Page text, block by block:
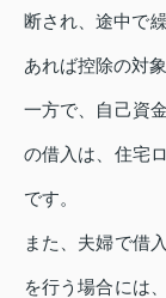
断され、途中で
あれば控除の対
一方で、自己資
の借入は、住宅
です。
また、夫婦で借
を行う場合には